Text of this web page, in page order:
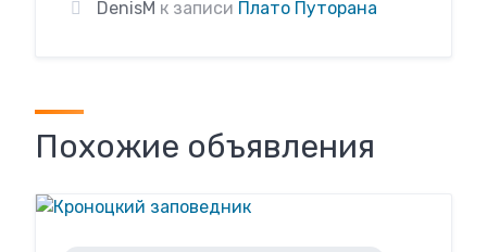
DenisM к записи Плато Путорана
Похожие объявления